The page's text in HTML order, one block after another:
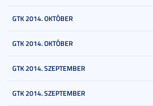
GTK 2014. OKTÓBER
GTK 2014. OKTÓBER
GTK 2014. SZEPTEMBER
GTK 2014. SZEPTEMBER